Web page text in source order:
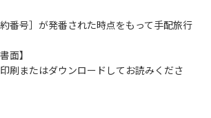
やタープを張らない。
きは川原で遊ばない。
公園キャンプ場で雨が降らなくても、上
水することがあるので、水の濁りに注意
には直ちに川原での遊びを中止する。
管理者や地元住民から川についての注意
番号］が発番された時点をもって手配旅行
面】
刷またはダウンロードしてお読みくださ